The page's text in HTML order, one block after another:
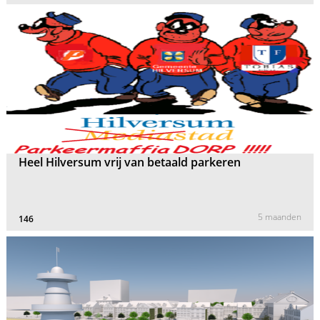
Heel Hilversum vrij van betaald parkeren
146 5 maanden